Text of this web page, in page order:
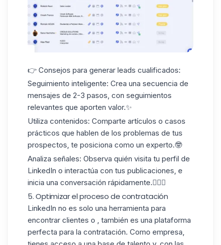
👉 Consejos para generar leads cualificados:
Seguimiento inteligente: Crea una secuencia de
mensajes de 2-3 pasos, con seguimientos
relevantes que aporten valor.✨
Utiliza contenidos: Comparte artículos o casos
prácticos que hablen de los problemas de tus
prospectos, te posiciona como un experto.🤓
Analiza señales: Observa quién visita tu perfil de
LinkedIn o interactúa con tus publicaciones, e
inicia una conversación rápidamente.🏃🏻‍♀️
5. Optimizar el proceso de contratación
LinkedIn no es solo una herramienta para
encontrar clientes o , también es una plataforma
perfecta para la contratación. Como empresa,